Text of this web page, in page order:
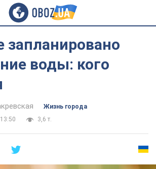
запланировано
воды: кого
Жизнь города
3,6 т.